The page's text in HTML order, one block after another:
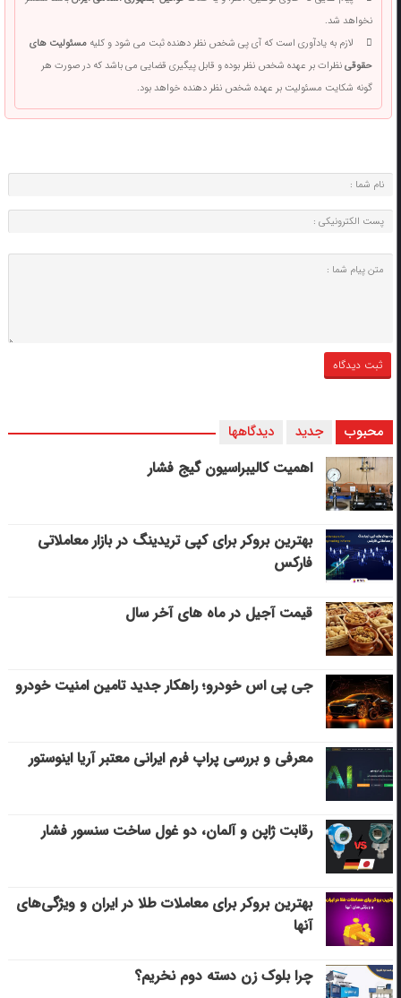
نخواهد شد.
لازم به یادآوری است که آی پی شخص نظر دهنده ثبت می شود و کلیهمسئولیت های
حقوقینظرات بر عهده شخص نظر بوده و قابل پیگیری قضایی می باشد که در صورت هر
گونه شکایت مسئولیت بر عهده شخص نظر دهنده خواهد بود.
محبوب جدید دیدگاهها
اهمیت کالیبراسیون گیج فشار
بهترین بروکر برای کپی‌ تریدینگ در بازار معاملاتی
فارکس
قیمت آجیل در ماه های آخر سال
جی پی اس خودرو؛ راهکار جدید تامین امنیت خودرو
معرفی و بررسی پراپ فرم ایرانی معتبر آریا اینوستور
رقابت ژاپن و آلمان، دو غول ساخت سنسور فشار
بهترین بروکر برای معاملات طلا در ایران و ویژگی‌های
آنها
چرا بلوک زن دسته دوم نخریم؟